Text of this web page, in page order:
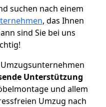
suchen nach einem
, das Ihnen
sind Sie bei uns
Unterstützung
und allem
Umzug nach